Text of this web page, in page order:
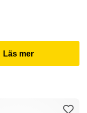
Läs mer